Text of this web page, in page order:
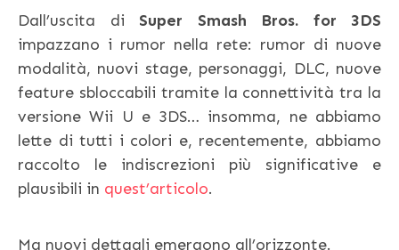
Dall’uscita di Super Smash Bros. for 3DS
impazzano i rumor nella rete: rumor di nuove
modalità, nuovi stage, personaggi, DLC, nuove
feature sbloccabili tramite la connettività tra la
versione Wii U e 3DS… insomma, ne abbiamo
lette di tutti i colori e, recentemente, abbiamo
raccolto le indiscrezioni più significative e
plausibili in quest’articolo.
Ma nuovi dettagli emergono all’orizzonte.